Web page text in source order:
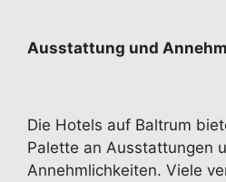
Ausstattung und
Die Hotels auf Baltrum
Palette an Ausstattungen
Annehmlichkeiten. Viele